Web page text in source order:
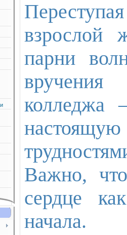
взрослой
парни
колледжа
Важно,
сердце
начала.